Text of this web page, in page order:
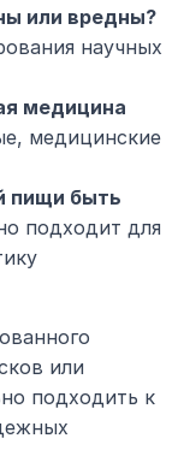
или вредны?
научных
медицина
медицинские
пищи быть
подходит для
или
подходить к